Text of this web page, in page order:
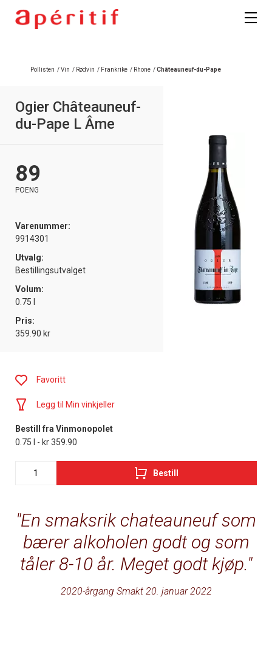
Pollisten /Vin / Rødvin / Frankrike / Rhone /Châteauneuf-du-Pape
Ogier Châteauneuf-
du-Pape L Âme
89
POENG
Varenummer:
9914301
Utvalg:
Bestillingsutvalget
Volum:
0.75 l
Pris:
359.90 kr
En smaksrik chateauneuf som
bærer alkoholen godt og som
tåler 8-10 år. Meget godt kjøp.
2020-årgang Smakt 20. januar 2022
Favoritt
Legg til Min vinkjeller
Bestill fra Vinmonopolet
0.75 l - kr 359.90
Bestill